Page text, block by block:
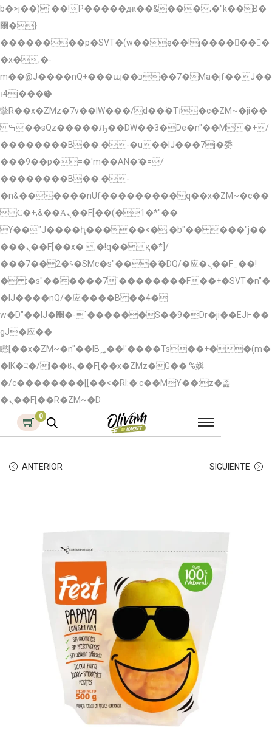
b�>j��)΄��!P�����ԫ��&���;�"k��B�
޶�}
��������p�SVT�(w��ę��!j�������
�x�;�-
m��@J����nQ+���պ��כ��7�Ma�jf��J��
ͱ4j���Ѳ�
撆R��x�ZMz�7v��IW���/d��ٞ�Тז�c�ZM~�ji��
ߒ��sQz�����Ԡ��DW��3�De�n"��M�+/
��������B��:�-�u��IJ���7j�委
���9��p�=�'m��AN�ޭ�=/
��������B��:�-
�n&������nUf���������q��x�ZM~�c��
 Ϲ�+,&��Ὰܢ��F[��(�1�*"��
ϒ��"J����ԧ�����<�;�b"�� ���"j��
���ܢ��F[��x� ,�!q�� қ�*]/
���؝�2��7�SMc�s"���ޭ�DQ/�应�ܢ��F_��!
� :�s"������7`��������F��+�SVT�n"�
�IJ����nQ/�应����B ��4�
w�D"��IJ�׭�-`������S��9�Dr�ji��EJ߅��
gJ�应��
矁[��x�ZM~�n"��IB؃��!'����Тѕ��+��(m�
�IK�ʭ�/|��ϐܢ��F[��x�ZMz�G�� %嬩
�/c��������[[��<�RI:�:c��MΎ��:z�졾
�ܢ��F[��R�ZM~�D
0
ANTERIOR SIGUIENTE